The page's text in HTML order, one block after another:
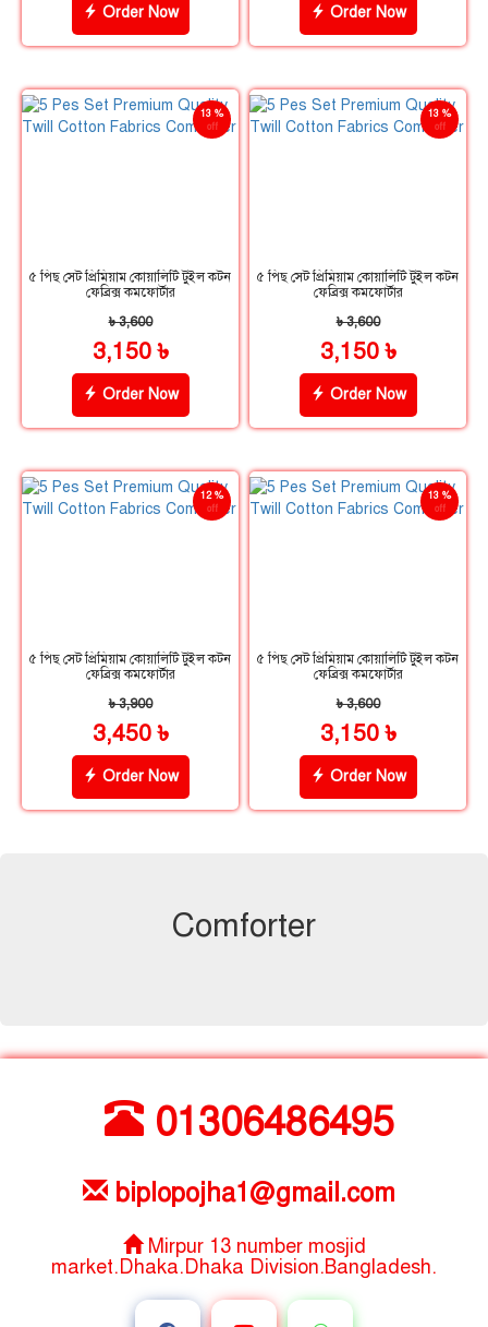
Order Now Order Now
13 %
off
৫ পিছ সেট প্রিমিয়াম কোয়ালিটি টুইল কটন
ফেব্রিক্স কমফোর্টার
৳ 3,600
3,150 ৳
Order Now
13 %
off
৫ পিছ সেট প্রিমিয়াম কোয়ালিটি টুইল কটন
ফেব্রিক্স কমফোর্টার
৳ 3,600
3,150 ৳
Order Now
12 %
off
৫ পিছ সেট প্রিমিয়াম কোয়ালিটি টুইল কটন
ফেব্রিক্স কমফোর্টার
৳ 3,900
3,450 ৳
Order Now
13 %
off
৫ পিছ সেট প্রিমিয়াম কোয়ালিটি টুইল কটন
ফেব্রিক্স কমফোর্টার
৳ 3,600
3,150 ৳
Order Now
Comforter
01306486495
biplopojha1@gmail.com
Mirpur 13 number mosjid
market.Dhaka.Dhaka Division.Bangladesh.